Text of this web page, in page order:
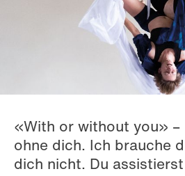
«With or without you»
ohne dich. Ich brauche
dich nicht. Du